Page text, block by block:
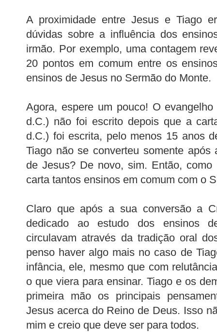
A proximidade entre Jesus e Tiago
dúvidas sobre a influência dos
irmão. Por exemplo, uma contagem
20 pontos em comum entre os
ensinos de Jesus no Sermão do Monte.
Agora, espere um pouco! O
d.C.) não foi escrito depois que a
d.C.) foi escrita, pelo menos 15 anos
Tiago não se converteu somente após
de Jesus? De novo, sim. Então,
carta tantos ensinos em comum com o
Claro que após a sua conversão a
dedicado ao estudo dos ensinos
circulavam através da tradição oral
penso haver algo mais no caso de
infância, ele, mesmo que com
o que viera para ensinar. Tiago e os
primeira mão os principais
Jesus acerca do Reino de Deus. Isso
mim e creio que deve ser para todos.